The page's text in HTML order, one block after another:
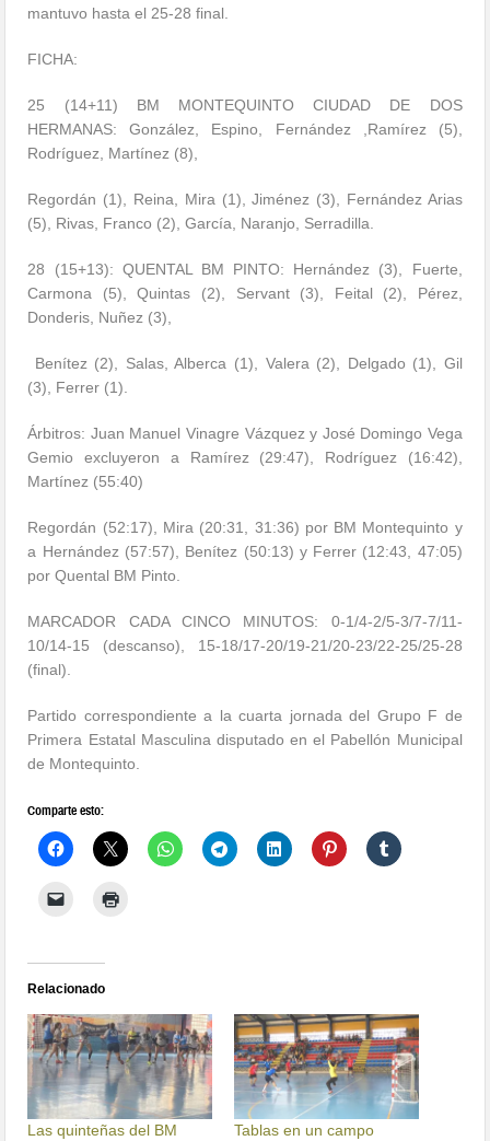
mantuvo hasta el 25-28 final.
FICHA:
25 (14+11) BM MONTEQUINTO CIUDAD DE DOS
HERMANAS: González, Espino, Fernández ,Ramírez (5),
Rodríguez, Martínez (8),
Regordán (1), Reina, Mira (1), Jiménez (3), Fernández Arias
(5), Rivas, Franco (2), García, Naranjo, Serradilla.
28 (15+13): QUENTAL BM PINTO: Hernández (3), Fuerte,
Carmona (5), Quintas (2), Servant (3), Feital (2), Pérez,
Donderis, Nuñez (3),
Benítez (2), Salas, Alberca (1), Valera (2), Delgado (1), Gil
(3), Ferrer (1).
Árbitros: Juan Manuel Vinagre Vázquez y José Domingo Vega
Gemio excluyeron a Ramírez (29:47), Rodríguez (16:42),
Martínez (55:40)
Regordán (52:17), Mira (20:31, 31:36) por BM Montequinto y
a Hernández (57:57), Benítez (50:13) y Ferrer (12:43, 47:05)
por Quental BM Pinto.
MARCADOR CADA CINCO MINUTOS: 0-1/4-2/5-3/7-7/11-
10/14-15 (descanso), 15-18/17-20/19-21/20-23/22-25/25-28
(final).
Partido correspondiente a la cuarta jornada del Grupo F de
Primera Estatal Masculina disputado en el Pabellón Municipal
de Montequinto.
Comparte esto:
Relacionado
Las quinteñas del BM
Tablas en un campo